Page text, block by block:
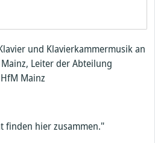
und Klavierkammermusik an
Leiter der Abteilung
Mainz
finden hier zusammen."